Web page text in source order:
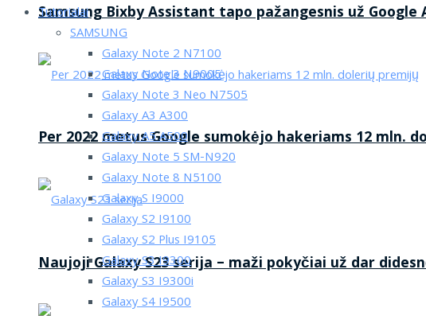
Samsung Bixby Assistant tapo pažangesnis už Google
Per 2022 metus Google sumokėjo hakeriams 12 mln.
Naujoji Galaxy S23 serija – maži pokyčiai už dar
Tutorialai
SAMSUNG
Galaxy Note 2 N7100
Galaxy Note 3 N9005
Galaxy Note 3 Neo N7505
Galaxy A3 A300
Galaxy A5 A500
Galaxy Note 5 SM-N920
Galaxy Note 8 N5100
Galaxy S I9000
Galaxy S2 I9100
Galaxy S2 Plus I9105
Galaxy S3 I9300
Galaxy S3 I9300i
Galaxy S4 I9500